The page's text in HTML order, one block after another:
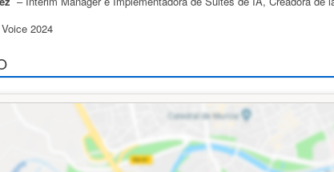
2024